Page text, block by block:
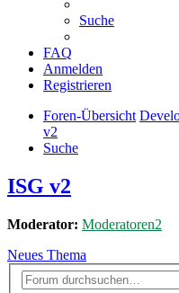
Suche
FAQ
Anmelden
Registrieren
Foren-Übersicht
v2
Suche
ISG v2
Moderator: Moderatoren2
Neues Thema